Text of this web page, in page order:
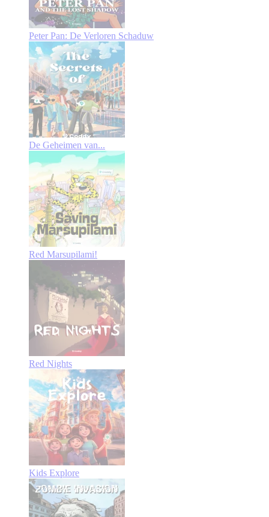
Peter Pan: De Verloren Schaduw
De Geheimen van...
Red Marsupilami!
Red Nights
Kids Explore